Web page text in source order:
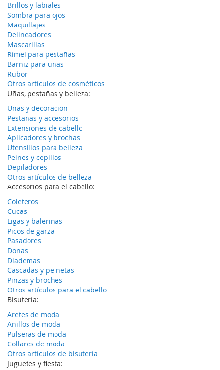
Brillos y labiales
Sombra para ojos
Maquillajes
Delineadores
Mascarillas
Rímel para pestañas
Barniz para uñas
Rubor
Otros artículos de cosméticos
Uñas, pestañas y belleza:
Uñas y decoración
Pestañas y accesorios
Extensiones de cabello
Aplicadores y brochas
Utensilios para belleza
Peines y cepillos
Depiladores
Otros artículos de belleza
Accesorios para el cabello:
Coleteros
Cucas
Ligas y balerinas
Picos de garza
Pasadores
Donas
Diademas
Cascadas y peinetas
Pinzas y broches
Otros artículos para el cabello
Bisutería:
Aretes de moda
Anillos de moda
Pulseras de moda
Collares de moda
Otros artículos de bisutería
Juguetes y fiesta: